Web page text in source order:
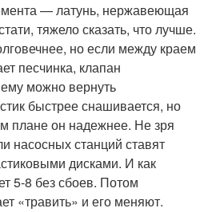
— латунь, нержавеющая
тяжело сказать, что лучше.
но если между краем
песчинка, клапан
можно вернуть
быстрее снашивается, но
плане он надежнее. Не зря
насосных станций ставят
дисками. И как
5-8 без сбоев. Потом
«травить» и его меняют.